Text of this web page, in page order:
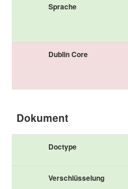
Sprache
Dublin Core
Dokument
Doctype
Verschlüsselung